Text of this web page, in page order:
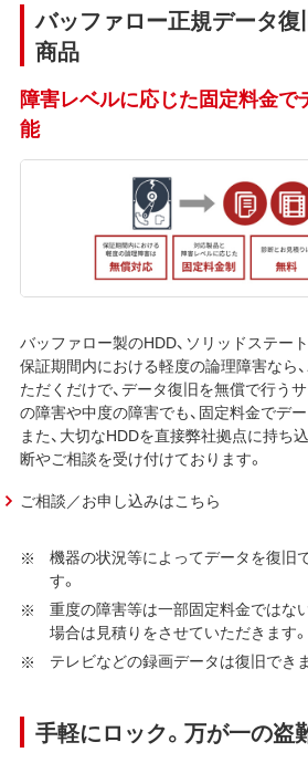
バッファロー正規データ
商品
障害レベルに応じた固定料金で
能
バッファロー製のHDD、ソリッドステート
保証期間内における軽度の論理障害なら
ただくだけで、データ復旧を無償で行う
の障害や中度の障害でも、固定料金でデ
また、大切なHDDを直接弊社拠点に持ち
断やご相談を受け付けております。
ご相談／お申し込みはこちら
機器の状況等によってデータを復旧
す。
重度の障害等は一部固定料金ではな
場合は見積りをさせていただきます。
テレビなどの録画データは復旧でき
手軽にロック。万が一の盗